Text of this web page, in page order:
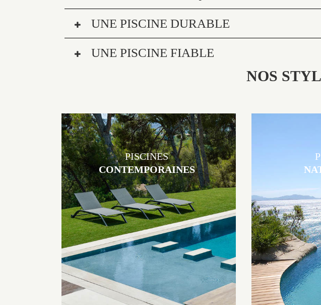
UNE PISCINE DURABLE
UNE PISCINE FIABLE
NOS
Les piscines en béton contemporaines Jacques Brens sont uniques
grâce au large choix de matériaux et de revêtements et les
nombreuses options disponibles, miroir, couloir de nage, plage
immergée, débordement.
PISCINES
CONTEMPORAINES
Les piscines en béton
s’intègrent
volume et de matière